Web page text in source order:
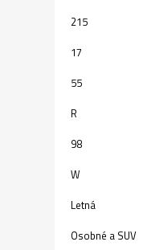
215
17
55
R
98
W
Letná
Osobné a SUV